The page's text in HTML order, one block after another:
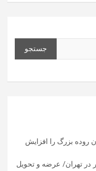
جستجو
بزرگ را افزایش
در تهران/ عرضه و تحویل